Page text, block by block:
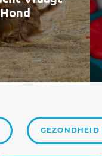
bewegen
reizen.Die
GEZONDHEID